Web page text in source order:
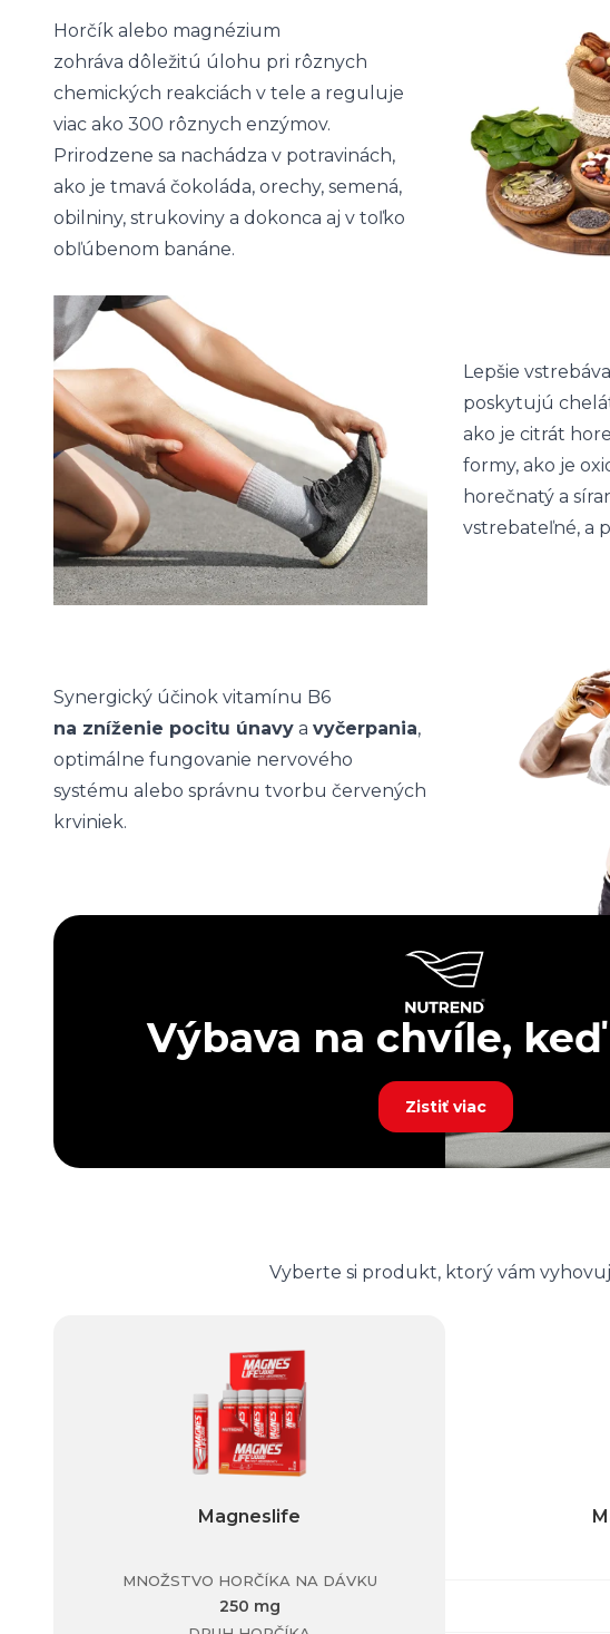
Horčík alebo magnézium
zohráva dôležitú úlohu pri rôznych
chemických reakciách v tele a reguluje
viac ako 300 rôznych enzýmov.
Prirodzene sa nachádza v potravinách,
ako je tmavá čokoláda, orechy, semená,
obilniny, strukoviny a dokonca aj v toľko
obľúbenom banáne.
Lepšie
poskytujú
ako je citrát
formy, ako je
horečnatý a
vstrebateľné, a
Synergický účinok vitamínu B6
na zníženie pocitu únavy a vyčerpania,
optimálne fungovanie nervového
systému alebo správnu tvorbu červených
krviniek.
Výbava na chvíle,
Zistiť viac
Vyberte si produkt, ktorý vám
Magneslife
MNOŽSTVO HORČÍKA NA DÁVKU
250 mg